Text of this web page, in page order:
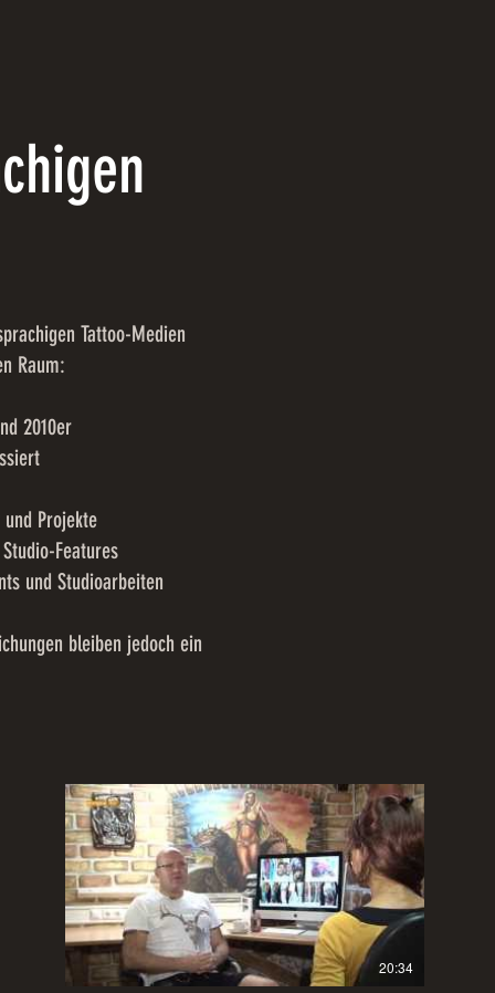
Tattoo-Medien
Raum:
2010er
Projekte
Features
und Studioarbeiten
bleiben jedoch ein
20:34